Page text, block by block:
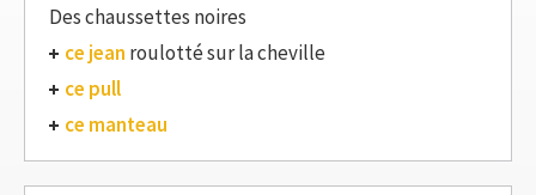
Des chaussettes noires
ce jean roulotté sur la cheville
ce pull
ce manteau